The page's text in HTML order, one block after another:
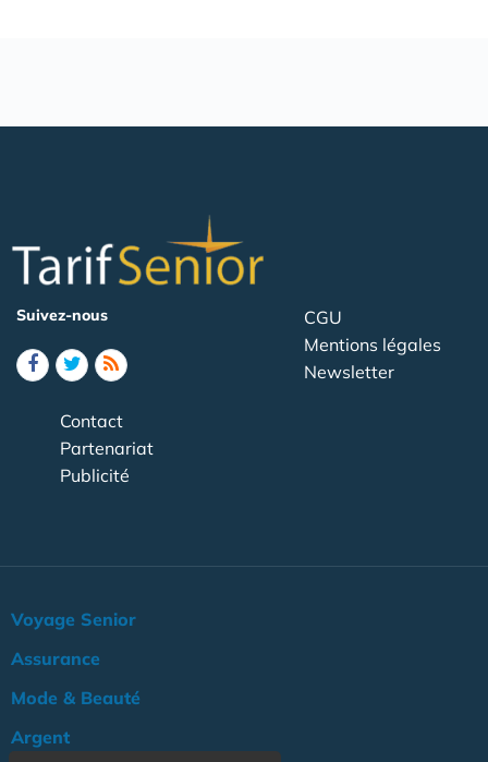
Suivez-nous
CGU
Mentions légales
Newsletter
Contact
Partenariat
Publicité
Voyage Senior
Assurance
Mode & Beauté
Argent